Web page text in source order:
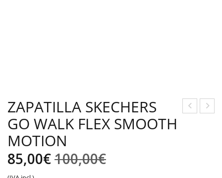
ZAPATILLA SKECHERS
GO WALK FLEX SMOOTH
MOTION
100,00€El
85,00€
El